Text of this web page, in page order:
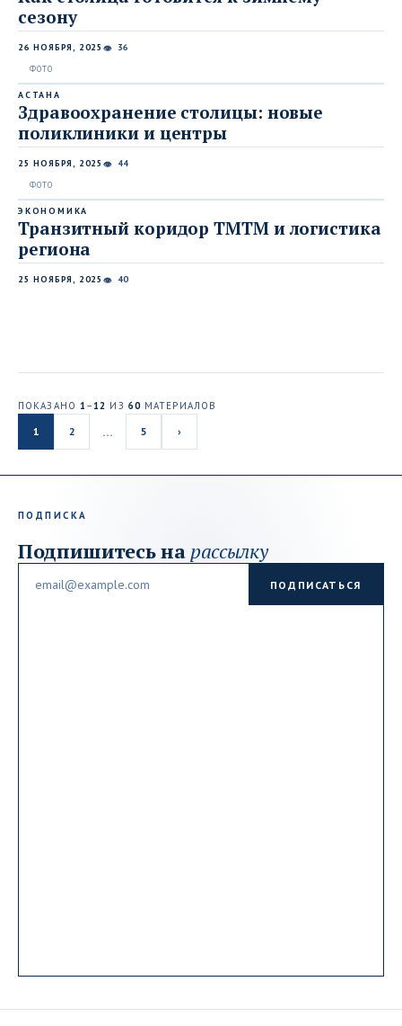
сезону
26 НОЯБРЯ, 2025 👁 36
АСТАНА
Здравоохранение столицы: новые
поликлиники и центры
25 НОЯБРЯ, 2025 👁 44
ЭКОНОМИКА
Транзитный коридор ТМТМ и логистика
региона
25 НОЯБРЯ, 2025 👁 40
ПОКАЗАНО 1 –12 ИЗ 60МАТЕРИАЛОВ
1 2 … 5 ›
ПОДПИСКА
Подпишитесь на рассылку
ПОДПИСАТЬСЯ